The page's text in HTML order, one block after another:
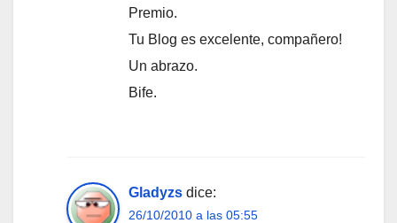
Premio.
Tu Blog es excelente, compañero!
Un abrazo.
Bife.
Gladyzs dice:
26/10/2010 a las 05:55